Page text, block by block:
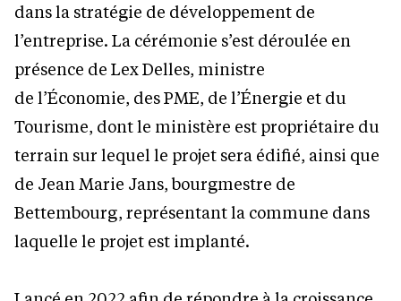
dans la stratégie de développement de
l’entreprise. La cérémonie s’est déroulée en
présence de Lex Delles, ministre
de l’Économie, des PME, de l’Énergie et du
Tourisme, dont le ministère est propriétaire du
terrain sur lequel le projet sera édifié, ainsi que
de Jean Marie Jans, bourgmestre de
Bettembourg, représentant la commune dans
laquelle le projet est implanté.